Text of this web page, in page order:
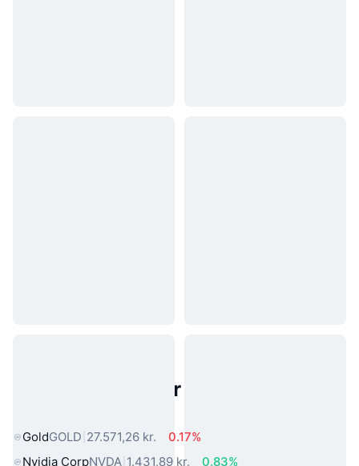
Populære aktiver fra den virkelige
GoldGOLD 27.571,26 kr.
0.17%
Nvidia CorpNVDA 1.431,89 kr.
0.83%